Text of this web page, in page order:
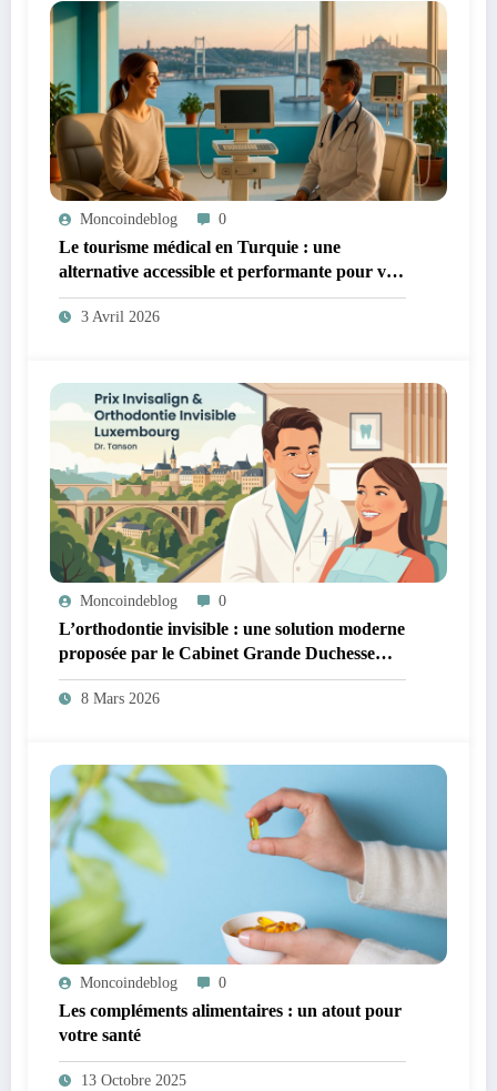
Moncoindeblog 0
Le tourisme médical en Turquie : une
alternative accessible et performante pour vos
soins de santé
3 Avril 2026
Moncoindeblog 0
L’orthodontie invisible : une solution moderne
proposée par le Cabinet Grande Duchesse
Charlotte
8 Mars 2026
Moncoindeblog 0
Les compléments alimentaires : un atout pour
votre santé
13 Octobre 2025